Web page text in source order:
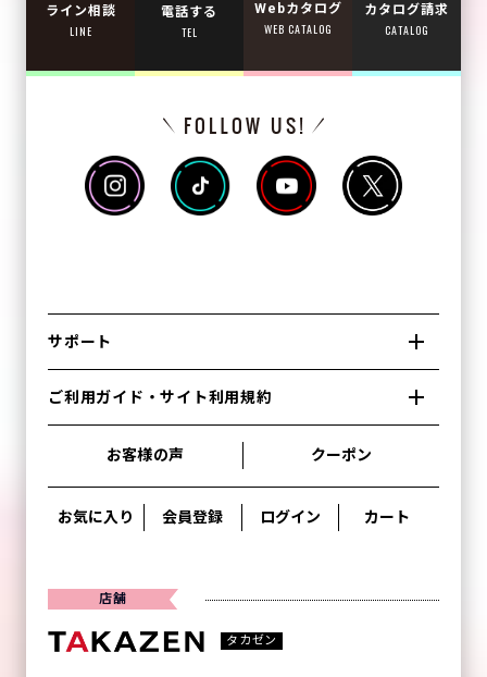
ライン相談
LINE
電話する
TEL
Webカタログ
WEB CATALOG
カタログ請求
CATALOG
サポート
ご利用ガイド・サイト利用規約
お客様の声 クーポン
お気に入り 会員登録 ログイン カート
店舗
タカゼン